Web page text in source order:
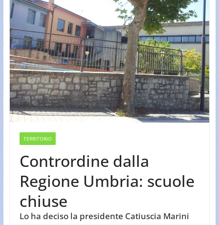
TERRITORIO
Contrordine dalla
Regione Umbria: scuole
chiuse
Lo ha deciso la presidente Catiuscia Marini